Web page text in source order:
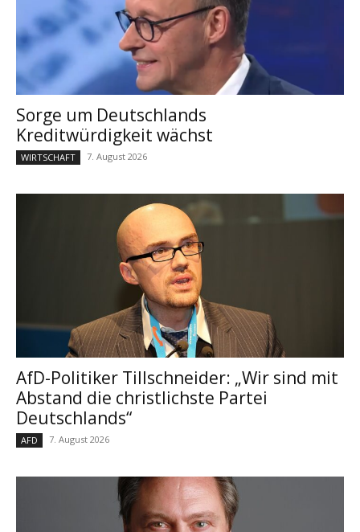
Sorge um Deutschlands
Kreditwürdigkeit wächst
WIRTSCHAFT 7. August 2026
AfD-Politiker Tillschneider: „Wir sind mit
Abstand die christlichste Partei
Deutschlands“
AFD 7. August 2026